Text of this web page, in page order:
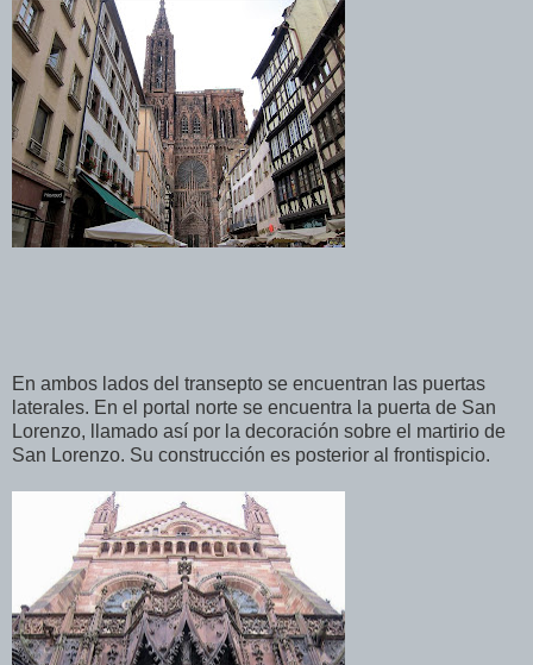
En ambos lados del transepto se encuentran las puertas
laterales. En el portal norte se encuentra la puerta de San
Lorenzo, llamado así por la decoración sobre el martirio de
San Lorenzo. Su construcción es posterior al frontispicio.